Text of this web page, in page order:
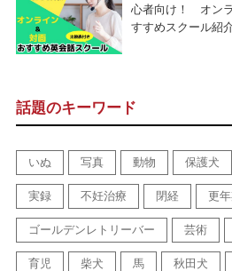
心者向け！ オン
すすめスクール紹
話題のキーワード
いぬ 写真 動物 保護犬
実録 不妊治療 閉経 更
ゴールデンレトリーバー 芸術
育児 柴犬 馬 秋田犬